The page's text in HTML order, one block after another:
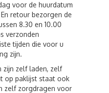
voor de huurdatum
retour bezorgen de
8.30 en 10.00
verzonden
tijden die voor u
zijn.
zijn zelf laden, zelf
op paklijst staat ook
zelf zorgdragen voor